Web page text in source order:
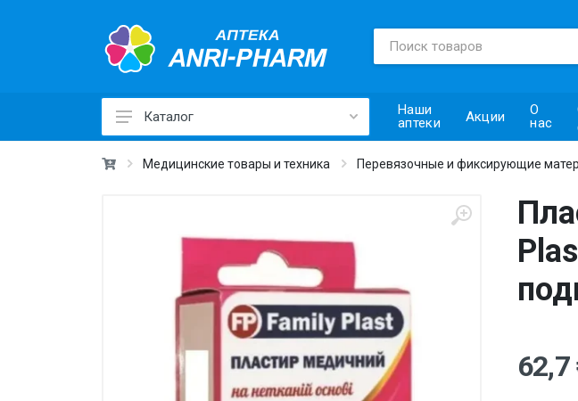
Каталог
Лекарственные средства ›
Лечебная косметика ›
Красота и уход ›
Витамины и добавки ›
Ежедневная гигиена ›
Для детей и мам ›
Наши
аптеки
Акции
О
нас
Медицинские товары и техника Перевязочные и фиксирующие
62,7